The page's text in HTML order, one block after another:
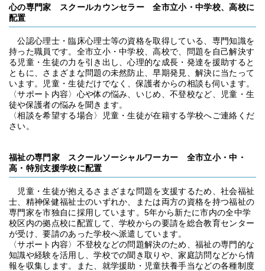
心の専門家 スクールカウンセラー 全市立小・中学校、高校に
配置
公認心理士・臨床心理士等の資格を取得している、専門知識を
持った職員です。全市立小・中学校、高校で、問題を自己解決す
る児童・生徒の力を引き出し、心理的な成長・発達を援助すると
ともに、さまざまな問題の未然防止、早期発見、解決に当たって
います。児童・生徒だけでなく、保護者からの相談も伺います。
〈サポート内容〉心や体の悩み、いじめ、不登校など、児童・生
徒や保護者の悩みを聞きます。
〈相談を希望する場合〉児童・生徒が在籍する学校へご連絡くだ
さい。
福祉の専門家 スクールソーシャルワーカー 全市立小・中・
高・特別支援学校に配置
児童・生徒が抱えるさまざまな問題を支援するため、社会福祉
士、精神保健福祉士のいずれか、または両方の資格を持つ福祉の
専門家を市独自に採用しています。5年から新たに市内の全中学
校区内の拠点校に配置して、学校からの要請を総合教育センター
が受け、要請のあった学校へ派遣しています。
〈サポート内容〉不登校などの問題解決のため、福祉の専門的な
知識や経験を活用し、学校での聞き取りや、家庭訪問などから情
報を収集します。また、就学援助・児童扶養手当などの各種制度